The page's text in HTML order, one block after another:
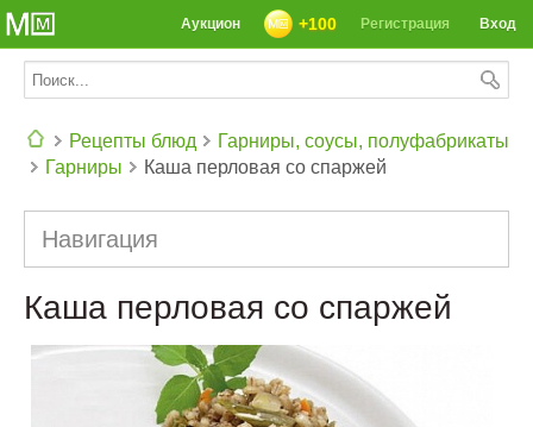
Вход
Регистрация
+100
Аукцион
Рецепты блюд
Гарниры, соусы, полуфабрикаты
Гарниры
Каша перловая со спаржей
Навигация
Каша перловая со спаржей